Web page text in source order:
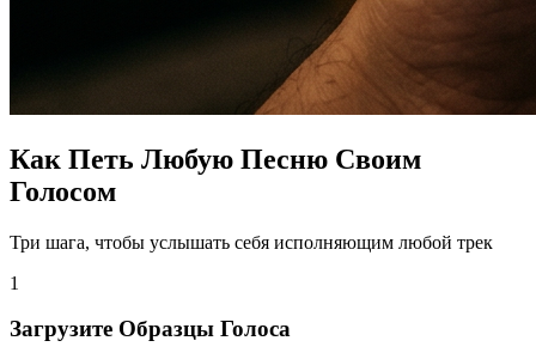
Как Петь Любую Песню Своим
Голосом
Три шага, чтобы услышать себя исполняющим любой трек
1
Загрузите Образцы Голоса